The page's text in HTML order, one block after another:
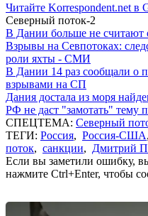
Читайте Korrespondent.net в
Северный поток-2
В Дании больше не считают
Взрывы на Севпотоках:
роли яхты - СМИ
В Дании 14 раз сообщали о
взрывами на СП
Дания достала из моря
РФ не даст "замотать" тему
СПЕЦТЕМА: Северный
ТЕГИ: Россия, Россия-США
поток, санкции, Дмитрий
Если вы заметили ошибку,
нажмите Ctrl+Enter, чтобы